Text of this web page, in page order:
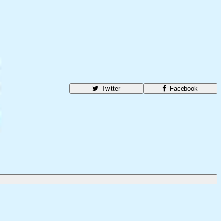
Facebook
Twitter